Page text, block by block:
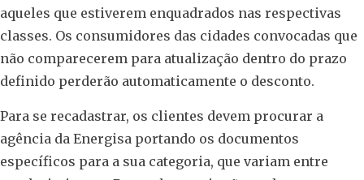
aqueles que estiverem enquadrados nas respectivas
classes. Os consumidores das cidades convocadas que
não comparecerem para atualização dentro do prazo
definido perderão automaticamente o desconto.
Para se recadastrar, os clientes devem procurar a
agência da Energisa portando os documentos
específicos para a sua categoria, que variam entre